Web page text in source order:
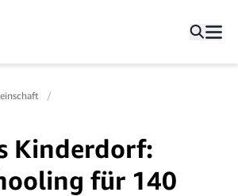
Kinderdorf:
für 140